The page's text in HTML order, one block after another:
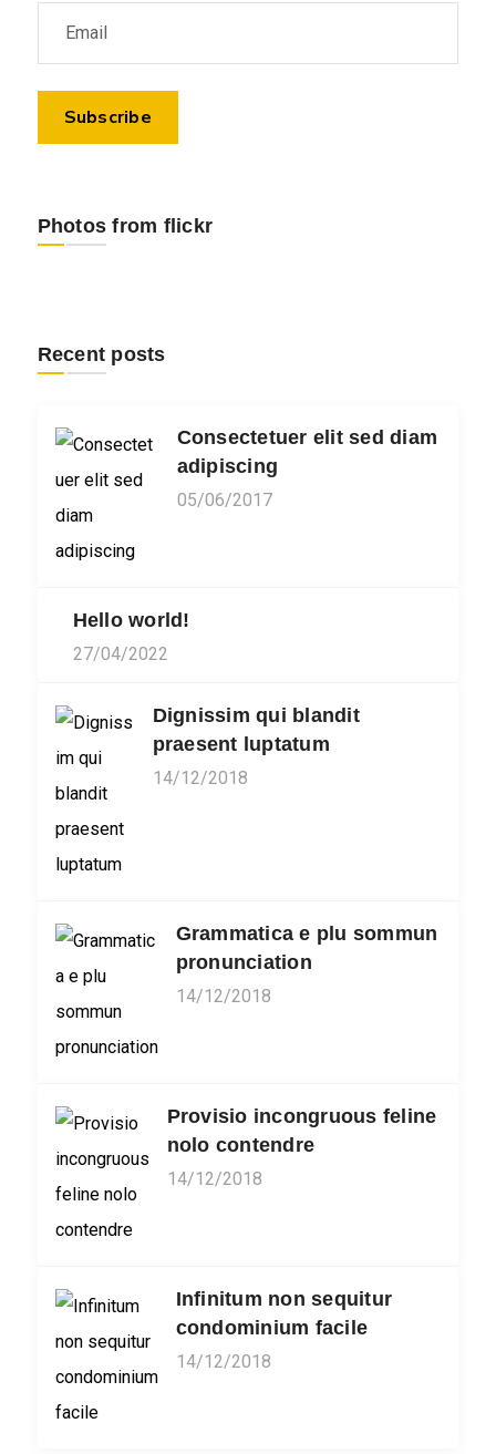
Photos from flickr
Recent posts
Consectetuer elit sed diam
adipiscing
05/06/2017
Hello world!
27/04/2022
Dignissim qui blandit
praesent luptatum
14/12/2018
Grammatica e plu sommun
pronunciation
14/12/2018
Provisio incongruous feline
nolo contendre
14/12/2018
Infinitum non sequitur
condominium facile
14/12/2018